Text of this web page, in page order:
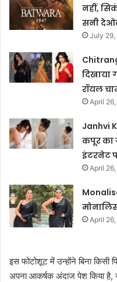
नहीं,
सनी
July 29,
रॉयल
April
Janhvi
कपूर का
इंटरनेट
April
April
इस फोटोशूट में उन्होंने बिना किसी
अपना आकर्षक अंदाज पेश किया